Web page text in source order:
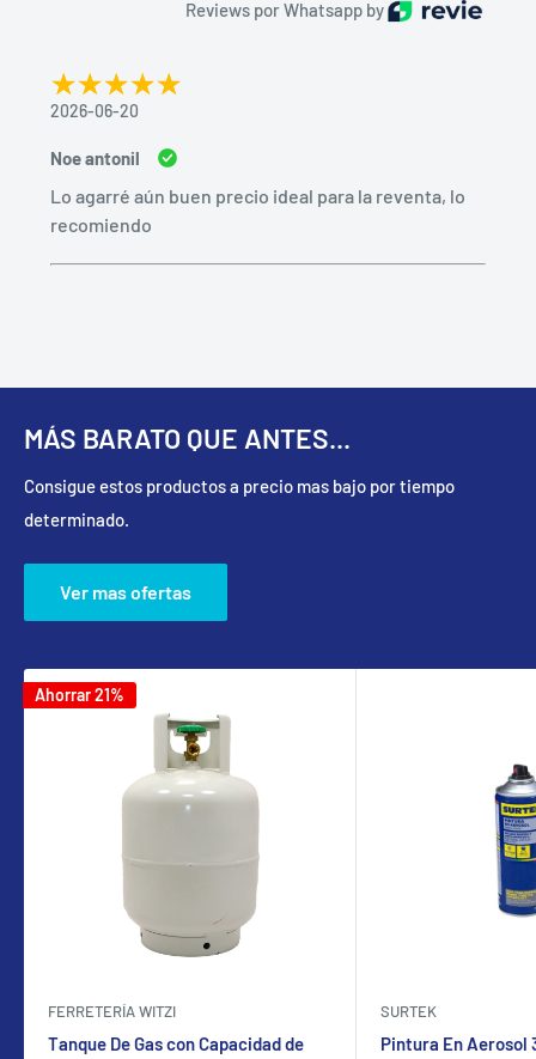
Reviews por Whatsapp by
2026-06-20
Noe antonil
Lo agarré aún buen precio ideal para la reventa, lo
recomiendo
MÁS BARATO QUE ANTES...
Consigue estos productos a precio mas bajo por tiempo
determinado.
Ver mas ofertas
Ahorrar 21%
FERRETERÍA WITZI
Tanque De Gas con Capacidad de
SURTEK
Pintura En Aerosol